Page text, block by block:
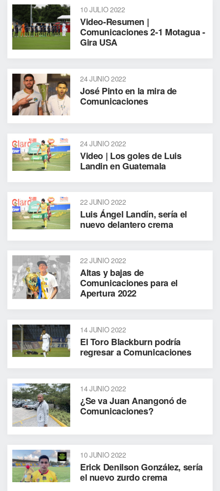
10 JULIO 2022
Video-Resumen |
Comunicaciones 2-1 Motagua -
Gira USA
24 JUNIO 2022
José Pinto en la mira de
Comunicaciones
24 JUNIO 2022
Video | Los goles de Luis
Landin en Guatemala
22 JUNIO 2022
Luis Ángel Landín, sería el
nuevo delantero crema
22 JUNIO 2022
Altas y bajas de
Comunicaciones para el
Apertura 2022
14 JUNIO 2022
El Toro Blackburn podría
regresar a Comunicaciones
14 JUNIO 2022
¿Se va Juan Anangonó de
Comunicaciones?
10 JUNIO 2022
Erick Denilson González, sería
el nuevo zurdo crema